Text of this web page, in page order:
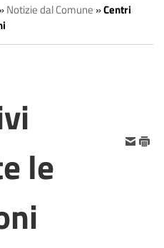
»Notizie dal Comune »Centri
le